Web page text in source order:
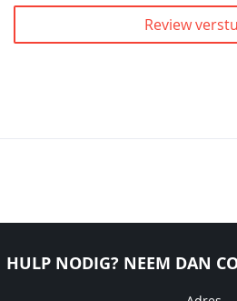
Review
HULP NODIG? NEEM DAN